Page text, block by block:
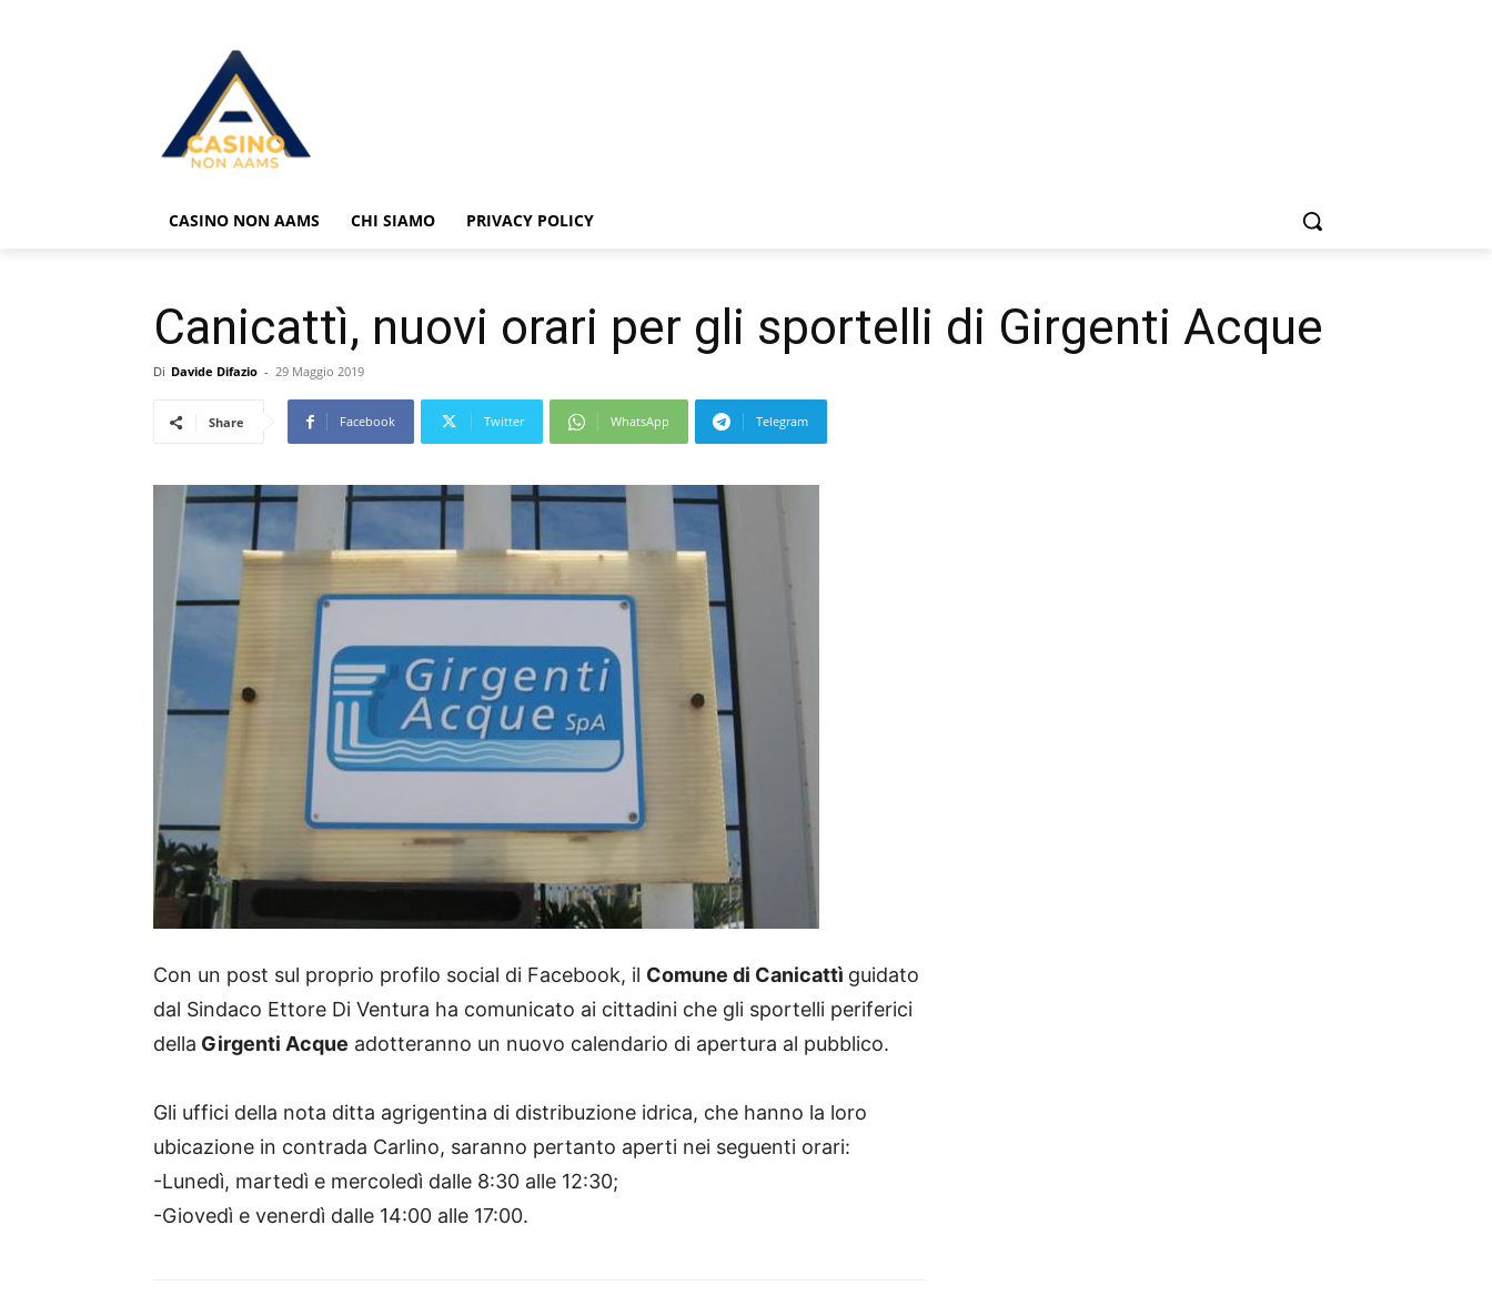
CASINO NON AAMS CHI SIAMO PRIVACY POLICY
Canicattì, nuovi orari per gli sportelli di Girgenti Acque
Di Davide Difazio - 29 Maggio 2019
Share Facebook Twitter WhatsApp Telegram
Con un post sul proprio profilo social di Facebook, il Comune di Canicattì guidato
dal Sindaco Ettore Di Ventura ha comunicato ai cittadini che gli sportelli periferici
della Girgenti Acque adotteranno un nuovo calendario di apertura al pubblico.
Gli uffici della nota ditta agrigentina di distribuzione idrica, che hanno la loro
ubicazione in contrada Carlino, saranno pertanto aperti nei seguenti orari:
-Lunedì, martedì e mercoledì dalle 8:30 alle 12:30;
-Giovedì e venerdì dalle 14:00 alle 17:00.